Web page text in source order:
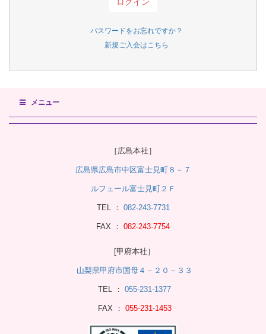
パスワードをお忘れですか？
新規ご入会はこちら
メニュー
［広島本社］
広島県広島市中区富士見町８－７
ルフェール富士見町２Ｆ
TEL ： 082-243-7731
FAX ： 082-243-7754
[甲府本社］
山梨県甲府市国母４－２０－３３
TEL ： 055-231-1377
FAX ： 055-231-1453